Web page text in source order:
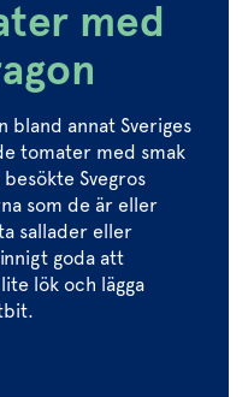
Timjan
Oregano
Allt om sallat
Vårt sortiment
Våra färska örter
Vår sallat & gröna blad
gör salladen
med
bland annat Sveriges
tomater med smak
Svegros
som de är eller
sallader eller
goda att
lök och lägga